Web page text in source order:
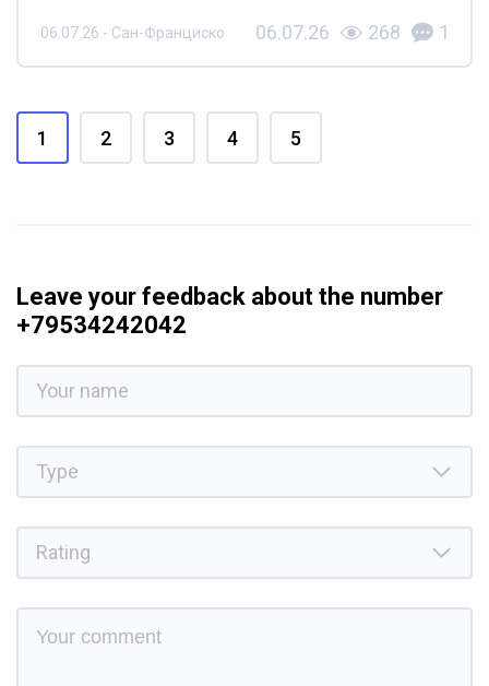
06.07.26 - Сан-Франциско 06.07.26 268 1
1 2 3 4 5
Leave your feedback about the number
+79534242042